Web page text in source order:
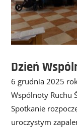
Dzień
6 grudnia 2025
Wspólnoty Ruchu
Spotkanie
uroczystym